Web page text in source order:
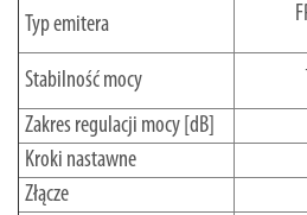
Typ emitera
Stabilność mocy
Zakres regulacji mocy [dB]
Kroki nastawne
Złącze